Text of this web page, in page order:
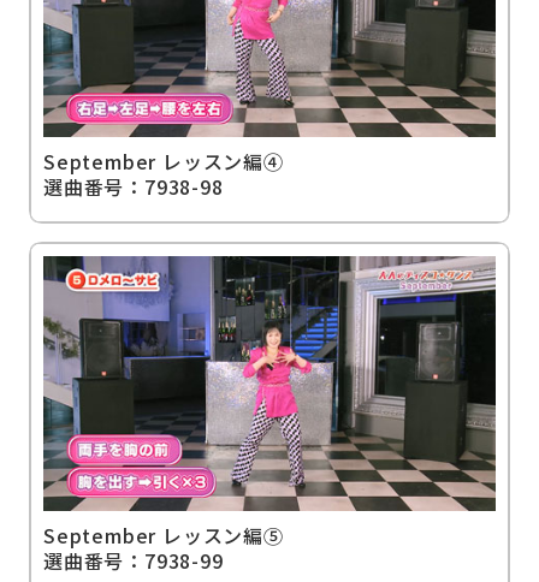
September レッスン編④
選曲番号：7938-98
September レッスン編⑤
選曲番号：7938-99